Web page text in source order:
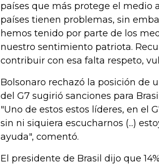
países que más protege el medio
países tienen problemas, sin
hemos tenido por parte de los
nuestro sentimiento patriota.
contribuir con esa falta respeto,
Bolsonaro rechazó la posición de
del G7 sugirió sanciones para
"Uno de estos estos líderes, en el
sin ni siquiera escucharnos (...)
ayuda", comentó.
El presidente de Brasil dijo que